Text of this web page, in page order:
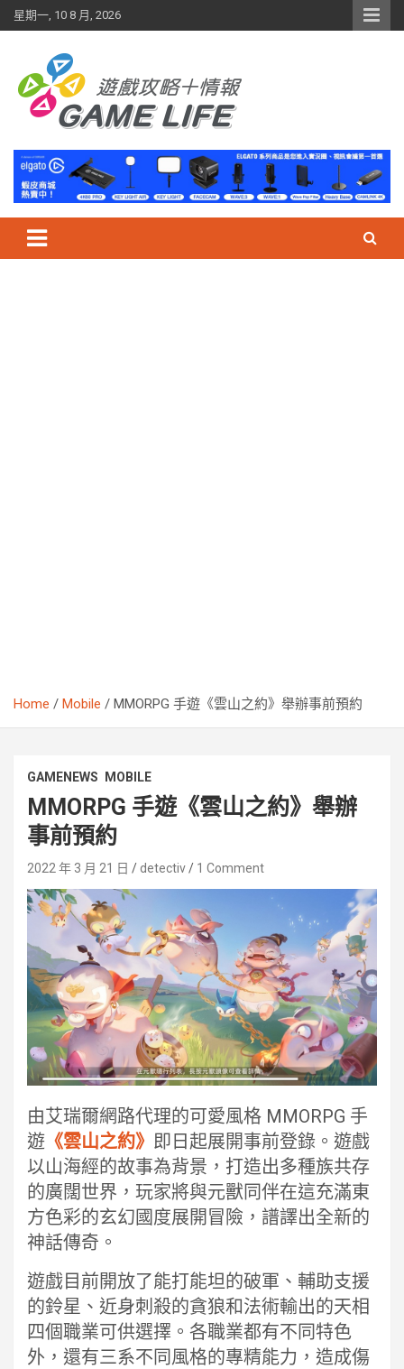
Skip
to
星期一, 10 8 月, 2026
Home Mobile MMORPG 手遊《雲山之約》舉辦事前預約
GAMENEWS MOBILE
MMORPG 手遊《雲山之約》舉辦
事前預約
2022 年 3 月 21 日 detectiv 1 Comment
由艾瑞爾網路代理的可愛風格 MMORPG 手
遊 《雲山之約》 即日起展開事前登錄。遊戲
以山海經的故事為背景，打造出多種族共存
的廣闊世界，玩家將與元獸同伴在這充滿東
方色彩的玄幻國度展開冒險，譜譯出全新的
神話傳奇。
遊戲目前開放了能打能坦的破軍、輔助支援
的鈴星、近身刺殺的貪狼和法術輸出的天相
四個職業可供選擇。各職業都有不同特色
外，還有三系不同風格的專精能力，造成傷